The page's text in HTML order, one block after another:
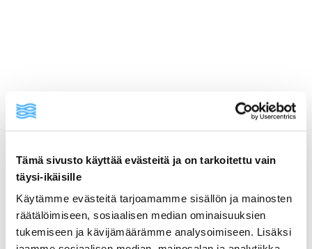
Tämä sivusto käyttää evästeitä ja on tarkoitettu vain
täysi-ikäisille
Käytämme evästeitä tarjoamamme sisällön ja mainosten
räätälöimiseen, sosiaalisen median ominaisuuksien
tukemiseen ja kävijämäärämme analysoimiseen. Lisäksi
valmistusohje